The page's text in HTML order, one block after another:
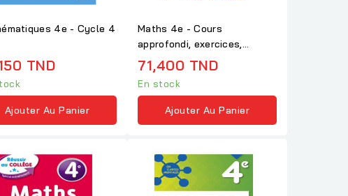
4e - Cycle 4
TND
Ajouter Au Panier
Maths 4e - Cours
approfondi, exercices,
problèmes
71,400 TND
En stock
Ajouter Au Panier